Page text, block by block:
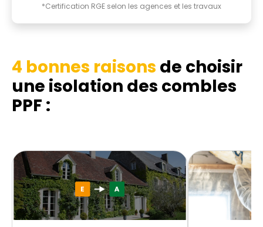
*Certification RGE selon les agences et les travaux
4 bonnes raisons de choisir
une isolation des combles
PPF :